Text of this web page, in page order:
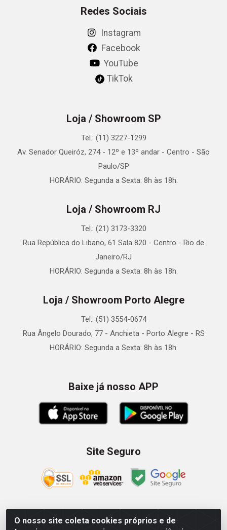
O nosso site coleta cookies próprios e de
Redes Sociais
Instagram
Facebook
YouTube
TikTok
Loja / Showroom SP
Tel.: (11) 3227-1299
Av. Senador Queiróz, 274 - 12º e 13º andar - Centro - São
Paulo/SP
HORÁRIO: Segunda a Sexta: 8h às 18h.
Loja / Showroom RJ
Tel.: (21) 3173-3320
Rua República do Libano, 61 Sala 820 - Centro - Rio de
Janeiro/RJ
HORÁRIO: Segunda a Sexta: 8h às 18h.
Loja / Showroom Porto Alegre
Tel.: (51) 3554-0674
Rua Ângelo Dourado, 77 - Anchieta - Porto Alegre - RS
HORÁRIO: Segunda a Sexta: 8h às 18h.
Baixe já nosso APP
Site Seguro
Zein Importação e Comércio LTDA - Av. Senador Queiróz, 274